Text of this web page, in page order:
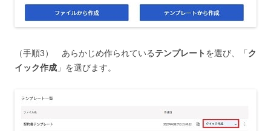
（手順3） あらかじめ作られているテンプレート を選び、「ク
イック作成 」を選びます。